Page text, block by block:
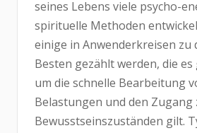
seines Lebens viele psycho-
spirituelle Methoden
einige in Anwenderkreisen zu
Besten gezählt werden, die
um die schnelle Bearbeitung
Belastungen und den
Bewusstseinszuständen gilt.